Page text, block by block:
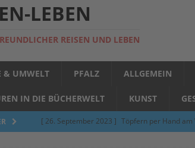
LEBEN
REISEN UND LEBEN
& UMWELT PFALZ ALLGEMEIN
IN DIE BÜCHERWELT KUNST
[ 26. September 2023 ] Töpfern per Hand am